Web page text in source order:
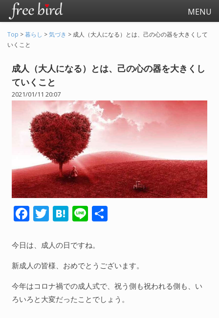
MENU
起業
会社生活
会社の仕事全般
会社の人間関係
退職関連
衣食住
生き方
気づき
社会
Top >暮らし >気づき > 成人（大人になる）とは、己の心の器を大きくして
いくこと
成人（大人になる）とは、己の心の器を大きくし
ていくこと
2021/01/11 20:07
F
e
b
o
o
k
T
itt
er
H
e
n
a
Li
e
今日は、成人の日ですね。
新成人の皆様、おめでとうございます。
今年はコロナ禍での成人式で、祝う側も祝われる側も、い
ろいろと大変だったことでしょう。